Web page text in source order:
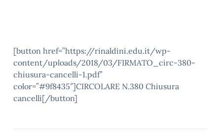
[button href=”https://rinaldini.edu.it/wp-
content/uploads/2018/03/FIRMATO_circ-380-
chiusura-cancelli-1.pdf”
color=”#9f8435″]CIRCOLARE N.380 Chiusura
cancelli[/button]